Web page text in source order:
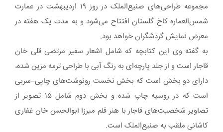
مجموعه طراحی‌های صنیع‌الملک در روز ۱۹ اردیبهشت در عمارت
شمس‌العماره کاخ گلستان افتتاح می‌شود و به مدت یک هفته در
معرض نمایش گردشگران خواهد بود.
به گفته وی این کتابچه که شامل اشعار سفیر مرتضی قلی خان
قاجار است و از جلد پارچه‌ای به رنگ آبی با طراحی ترمه مزین شده،
دارای دو بخش است که بخش نخست رونوشت‌های چاپی–سربی
است که در روسیه چاپ شده و بخش دوم شامل ۱۵ تصویر از
تصاویر شخصیت‌های قاجار با هنر قلم میرزا ابوالحسن خان غفاری
کاشانی ملقب به صنیع‌الملک است.